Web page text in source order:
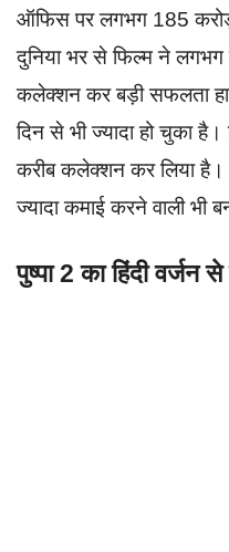
ऑफिस पर लगभग 185
दुनिया भर से फिल्म ने
कलेक्शन कर बड़ी सफलता
दिन से भी ज्यादा हो चुका
करीब कलेक्शन कर लिया
ज्यादा कमाई करने वाली भी
पुष्पा 2 का हिंदी वर्जन